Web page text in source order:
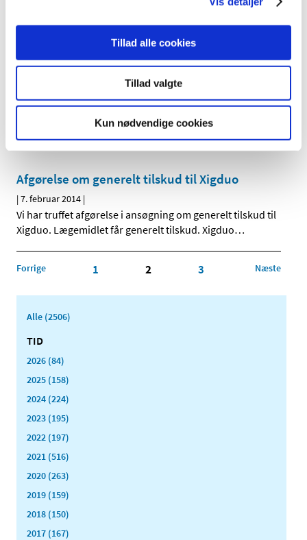
Tillad alle cookies
Tillad valgte
Kun nødvendige cookies
Afgørelse om generelt tilskud til Urizia
|10. februar 2014|
Vi har truffet afgørelse i ansøgning om generelt tilskud til
Urizia. Lægemidlet får generelt tilskud. Urizia
Afgørelse om generelt tilskud til Acnatac
Vi har truffet afgørelse i ansøgning om generelt tilskud til
Acnatac. Lægemidlet får generelt tilskud. Acnatac…
Afgørelse om generelt tilskud til Xigduo
| 7. februar 2014 |
Vi har truffet afgørelse i ansøgning om generelt tilskud til
Xigduo. Lægemidlet får generelt tilskud. Xigduo…
Forrige 1 2 3 Næste
Alle (2506)
TID
2026 (84)
2025 (158)
2024 (224)
2023 (195)
2022 (197)
2021 (516)
2020 (263)
2019 (159)
2018 (150)
2017 (167)